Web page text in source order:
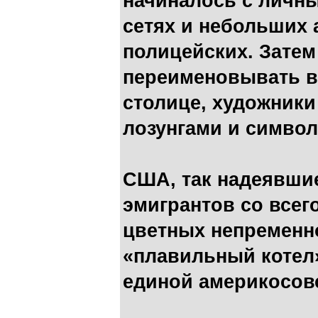
сетях и небольших
полицейских.
переименовывать
столице,
лозунгами и
США, так
эмигрантов со
цветных
«плавильный
единой